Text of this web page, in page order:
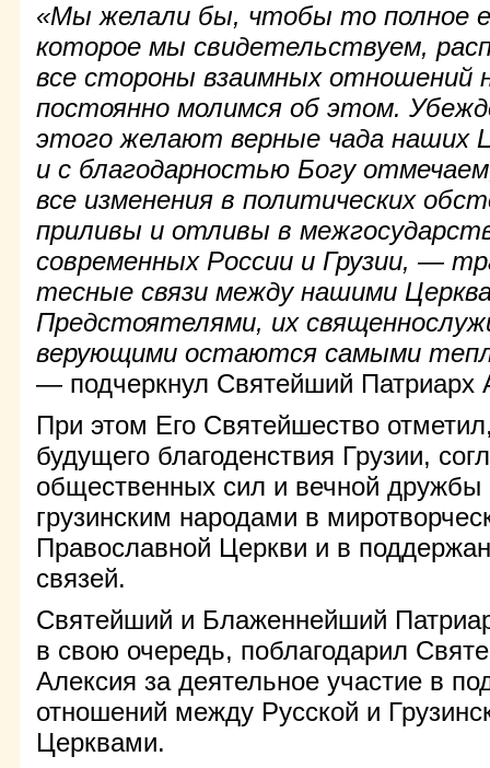
«Мы желали бы, чтобы то полное
которое мы свидетельствуем,
все стороны взаимных отношений
постоянно молимся об этом.
этого желают верные чада наших
и с благодарностью Богу
все изменения в политических
приливы и отливы в
современных России и Грузии, —
тесные связи между нашими
Предстоятелями, их
верующими остаются самыми
— подчеркнул Святейший Патриарх
При этом Его Святейшество
будущего благоденствия Грузии,
общественных сил и вечной
грузинским народами в
Православной Церкви и в
связей.
Святейший и Блаженнейший
в свою очередь, поблагодарил
Алексия за деятельное участие в
отношений между Русской и
Церквами.